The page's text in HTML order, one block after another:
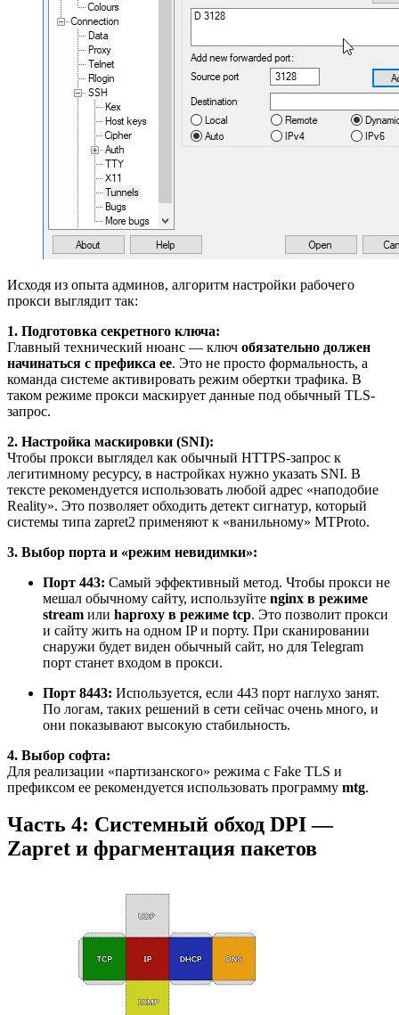
Исходя из опыта админов, алгоритм настройки рабочего
прокси выглядит так:
1. Подготовка секретного ключа:
Главный технический нюанс — ключ обязательно должен
начинаться с префикса ee. Это не просто формальность, а
команда системе активировать режим обертки трафика. В
таком режиме прокси маскирует данные под обычный TLS-
запрос.
2. Настройка маскировки (SNI):
Чтобы прокси выглядел как обычный HTTPS-запрос к
легитимному ресурсу, в настройках нужно указать SNI. В
тексте рекомендуется использовать любой адрес «наподобие
Reality». Это позволяет обходить детект сигнатур, который
системы типа zapret2 применяют к «ванильному» MTProto.
3. Выбор порта и «режим невидимки»:
Порт 443: Самый эффективный метод. Чтобы прокси не
мешал обычному сайту, используйте nginx в режиме
stream или haproxy в режиме tcp. Это позволит прокси
и сайту жить на одном IP и порту. При сканировании
снаружи будет виден обычный сайт, но для Telegram
порт станет входом в прокси.
Порт 8443: Используется, если 443 порт наглухо занят.
По логам, таких решений в сети сейчас очень много, и
они показывают высокую стабильность.
4. Выбор софта:
Для реализации «партизанского» режима с Fake TLS и
префиксом ee рекомендуется использовать программу mtg.
Часть 4: Системный обход DPI —
Zapret и фрагментация пакетов